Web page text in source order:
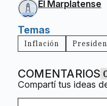
El Marplatense
Temas
Inflación
COMENTARIOS
Compartí tus ideas